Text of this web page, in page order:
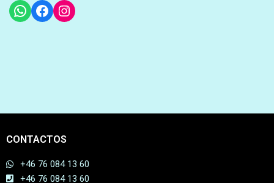
CONTACTOS
+46 76 084 13 60
+46 76 084 13 60